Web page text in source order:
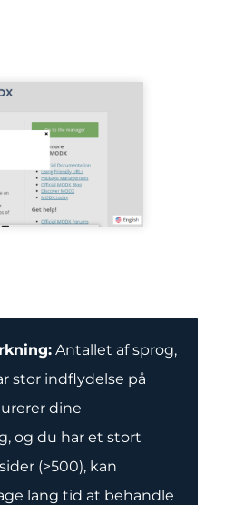
Antallet af sprog,
stor indflydelse på
dine
og du har et stort
(>500), kan
lang tid at behandle